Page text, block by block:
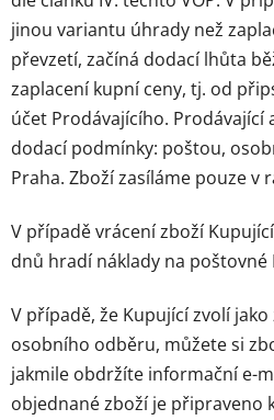
jinou variantu úhrady než
převzetí, začíná dodací lhůta
zaplacení kupní ceny, tj. od
účet Prodávajícího. Prodávající
dodací podmínky: poštou,
Praha. Zboží zasíláme pouze v
V případě vrácení zboží
dnů hradí náklady na poštovné
V případě, že Kupující zvolí
osobního odběru, můžete si
jakmile obdržíte informační e-
objednané zboží je připraveno